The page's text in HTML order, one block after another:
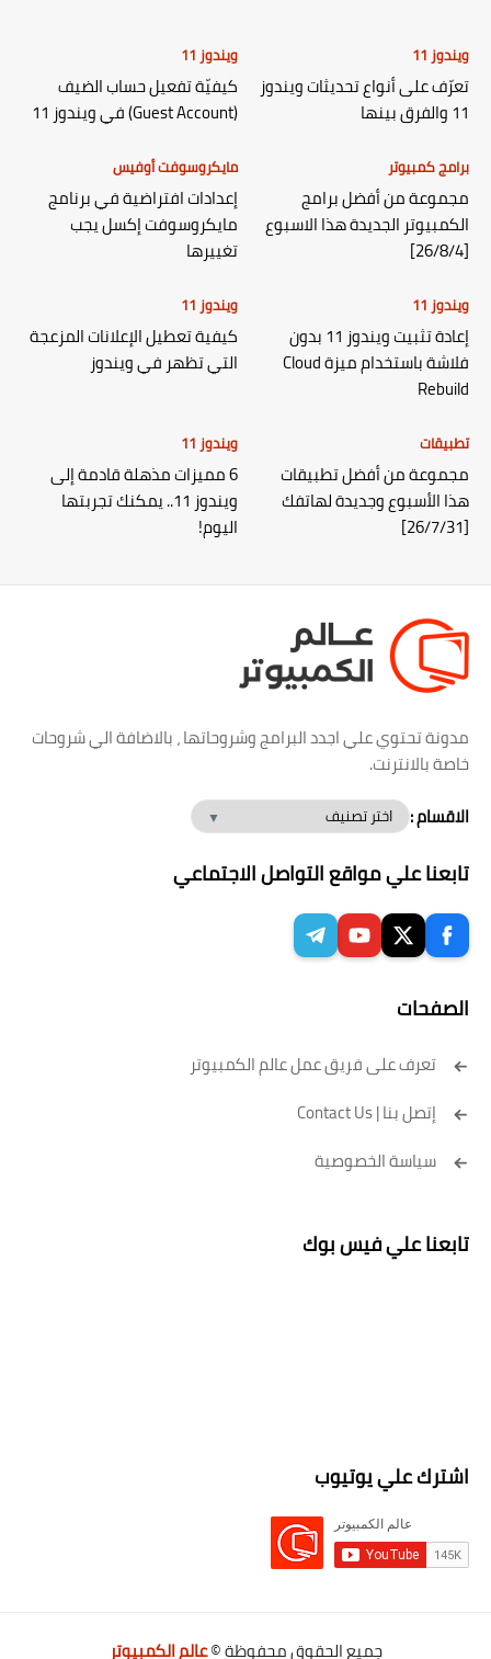
ويندوز 11
تعرّف على أنواع تحديثات ويندوز
11 والفرق بينها
ويندوز 11
كيفيّة تفعيل حساب الضيف
(Guest Account) في ويندوز 11
برامج كمبيوتر
مجموعة من أفضل برامج
الكمبيوتر الجديدة هذا الاسبوع
[26/8/4]
مايكروسوفت أوفيس
إعدادات افتراضية في برنامج
مايكروسوفت إكسل يجب
تغييرها
ويندوز 11
إعادة تثبيت ويندوز 11 بدون
فلاشة باستخدام ميزة Cloud
Rebuild
ويندوز 11
كيفية تعطيل الإعلانات المزعجة
التي تظهر في ويندوز
تطبيقات
مجموعة من أفضل تطبيقات
هذا الأسبوع وجديدة لهاتفك
[26/7/31]
ويندوز 11
6 مميزات مذهلة قادمة إلى
ويندوز 11.. يمكنك تجربتها
اليوم!
مدونة تحتوي علي اجدد البرامج وشروحاتها ، بالاضافة الي شروحات
خاصة بالانترنت.
الاقسام :
تابعنا علي مواقع التواصل الاجتماعي
الصفحات
تعرف على فريق عمل عالم الكمبيوتر
إتصل بنا | Contact Us
سياسة الخصوصية
تابعنا علي فيس بوك
اشترك علي يوتيوب
جميع الحقوق محفوظة ©عالم الكمبيوتر